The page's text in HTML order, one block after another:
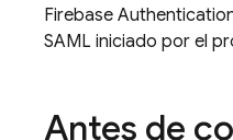
Firebase
SAML iniciado por el
Antes de